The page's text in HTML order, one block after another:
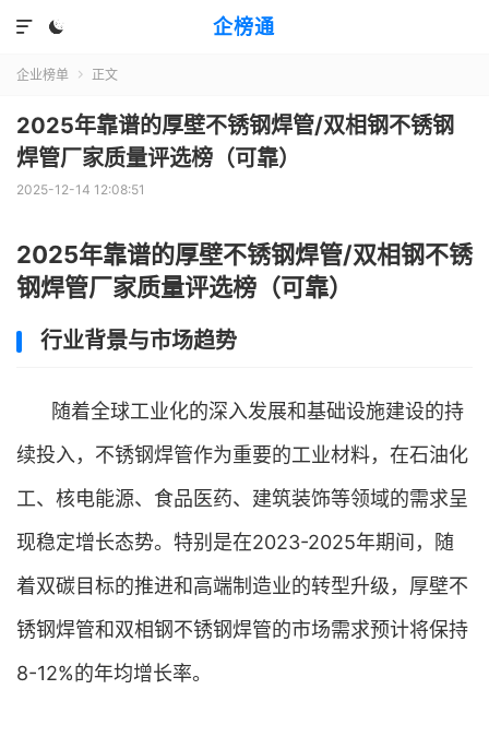
企榜通


企业榜单  正文
2025年靠谱的厚壁不锈钢焊管/双相钢不锈钢
焊管厂家质量评选榜（可靠）
2025-12-14 12:08:51
2025年靠谱的厚壁不锈钢焊管/双相钢不锈
钢焊管厂家质量评选榜（可靠）
行业背景与市场趋势
随着全球工业化的深入发展和基础设施建设的持
续投入，不锈钢焊管作为重要的工业材料，在石油化
工、核电能源、食品医药、建筑装饰等领域的需求呈
现稳定增长态势。特别是在2023-2025年期间，随
着双碳目标的推进和高端制造业的转型升级，厚壁不
锈钢焊管和双相钢不锈钢焊管的市场需求预计将保持
8-12%的年均增长率。